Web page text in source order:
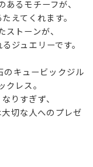
るモチーフが、
えてくれます。
トーンが、
ジュエリーです。
のキュービックジル
レス。
りすぎず、
切な人へのプレゼ